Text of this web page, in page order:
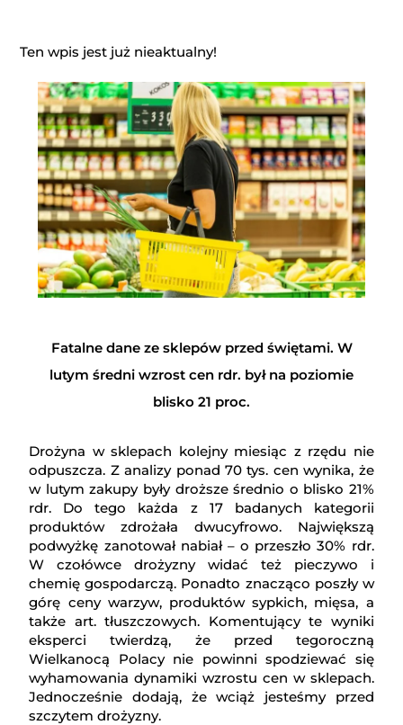
Ten wpis jest już nieaktualny!
Fatalne dane ze sklepów przed świętami. W
lutym średni wzrost cen rdr. był na poziomie
blisko 21 proc.
Drożyna w sklepach kolejny miesiąc z rzędu nie
odpuszcza. Z analizy ponad 70 tys. cen wynika, że
w lutym zakupy były droższe średnio o blisko 21%
rdr. Do tego każda z 17 badanych kategorii
produktów zdrożała dwucyfrowo. Największą
podwyżkę zanotował nabiał – o przeszło 30% rdr.
W czołówce drożyzny widać też pieczywo i
chemię gospodarczą. Ponadto znacząco poszły w
górę ceny warzyw, produktów sypkich, mięsa, a
także art. tłuszczowych. Komentujący te wyniki
eksperci twierdzą, że przed tegoroczną
Wielkanocą Polacy nie powinni spodziewać się
wyhamowania dynamiki wzrostu cen w sklepach.
Jednocześnie dodają, że wciąż jesteśmy przed
szczytem drożyzny.